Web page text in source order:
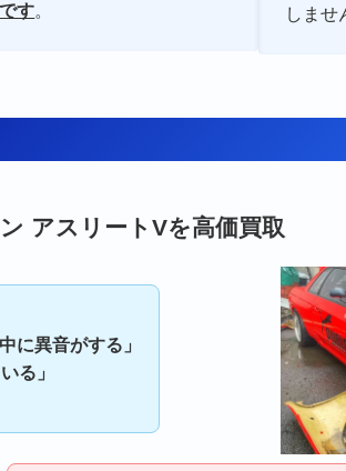
す。 しませ
アスリートVを高価買取
に異音がする」
る」